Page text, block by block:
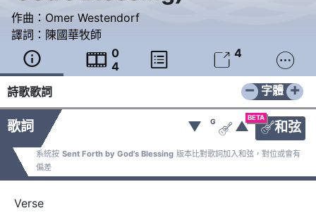
作曲： Omer Westendorf
譯詞： 陳國華牧師
  0
4
  4 
詩歌歌詞 − +
字體
歌詞
BETA
和弦
▼ G
 ▲
系統按 Sent Forth by God’s Blessing 版本比對歌詞加入和弦，對位或會有
偏差